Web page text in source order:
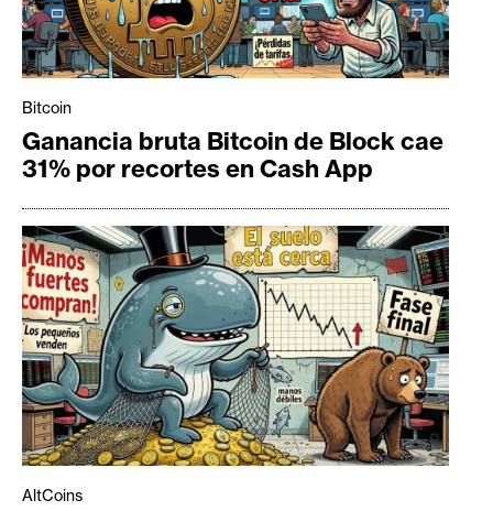
Bitcoin
Ganancia bruta Bitcoin de Block cae
31% por recortes en Cash App
AltCoins